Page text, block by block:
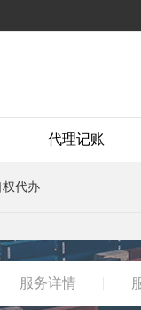
代理记账
服务详情
代办